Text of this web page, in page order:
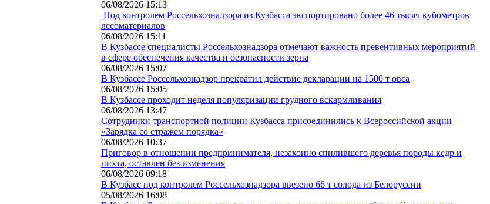
06/08/2026 15:13
Под контролем Россельхознадзора из Кузбасса экспортировано более 46 тысяч кубометров
лесоматериалов
06/08/2026 15:11
В Кузбассе специалисты Россельхознадзора отмечают важность превентивных мероприятий
в сфере обеспечения качества и безопасности зерна
06/08/2026 15:07
В Кузбассе Россельхознадзор прекратил действие декларации на 1500 т овса
06/08/2026 15:05
В Кузбассе проходит неделя популяризации грудного вскармливания
06/08/2026 13:47
Сотрудники транспортной полиции Кузбасса присоединились к Всероссийской акции
«Зарядка со стражем порядка»
06/08/2026 10:37
Приговор в отношении предпринимателя, незаконно спилившего деревья породы кедр и
пихта, оставлен без изменения
06/08/2026 09:18
В Кузбасс под контролем Россельхознадзора ввезено 66 т солода из Белоруссии
05/08/2026 16:08